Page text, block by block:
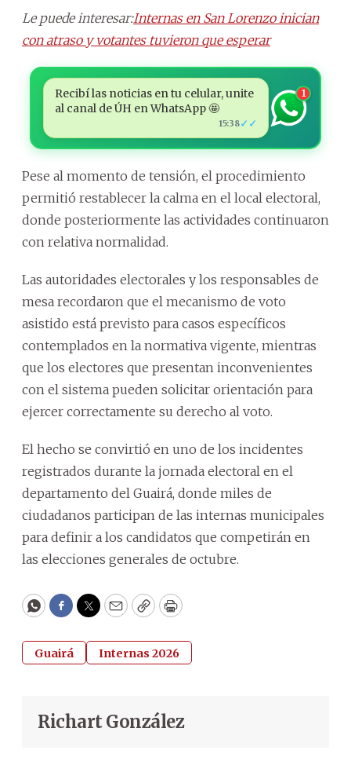
Le puede interesar:Internas en San Lorenzo inician
con atraso y votantes tuvieron que esperar
Recibí las noticias en tu celular, unite
al canal de ÚH en WhatsApp 🤩
15:38✓✓
1
Pese al momento de tensión, el procedimiento
permitió restablecer la calma en el local electoral,
donde posteriormente las actividades continuaron
con relativa normalidad.
Las autoridades electorales y los responsables de
mesa recordaron que el mecanismo de voto
asistido está previsto para casos específicos
contemplados en la normativa vigente, mientras
que los electores que presentan inconvenientes
con el sistema pueden solicitar orientación para
ejercer correctamente su derecho al voto.
El hecho se convirtió en uno de los incidentes
registrados durante la jornada electoral en el
departamento del Guairá, donde miles de
ciudadanos participan de las internas municipales
para definir a los candidatos que competirán en
las elecciones generales de octubre.
WhatsApp
Facebook
Twitter
EmailCopyPrint
Guairá Internas 2026
Richart González